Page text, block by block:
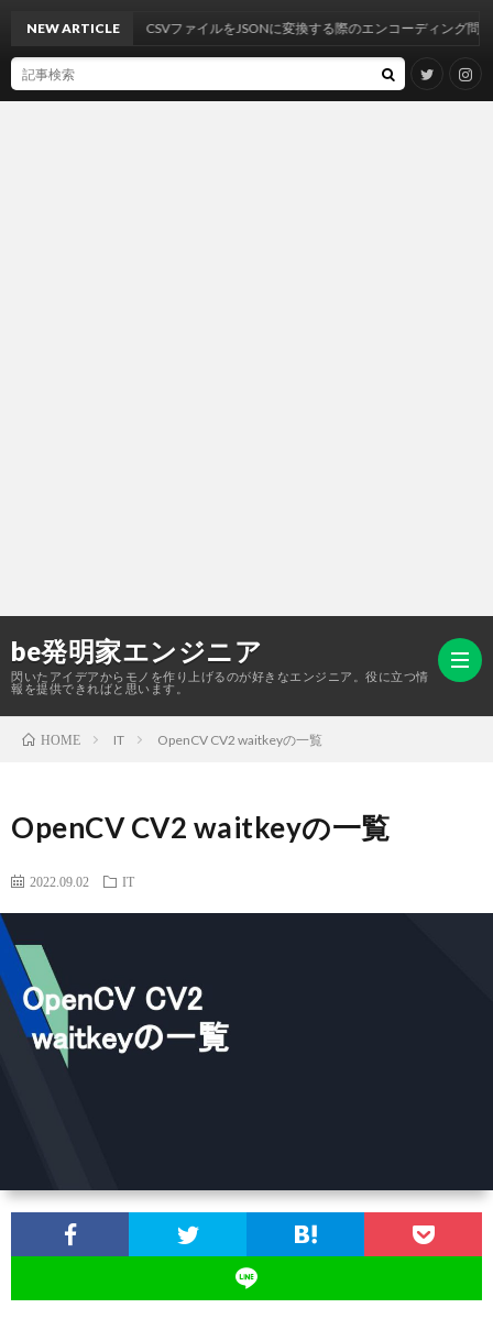
be発明家エンジニア
閃いたアイデアからモノを作り上げるのが好きなエンジニア。役に立つ情
報を提供できればと思います。
NEW ARTICLECSVファイルをJSONに変換する際のエンコーディング問題の解
HOME IT OpenCV CV2 waitkeyの一覧
OpenCV CV2 waitkeyの一覧
2022.09.02 IT